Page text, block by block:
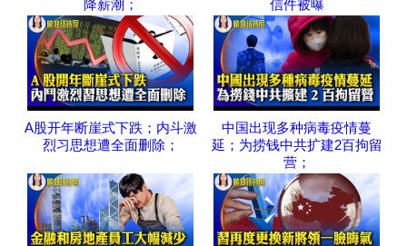
降薪潮； 信件被曝
A股开年断崖式下跌；内斗激
烈习思想遭全面删除；
中国出现多种病毒疫情蔓
延；为捞钱中共扩建2百拘留
营；